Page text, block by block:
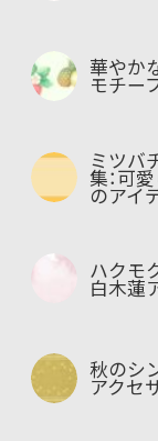
華やか
モチー
ミツバ
集：可
のアイ
ハクモ
白木蓮
秋のシ
アクセ